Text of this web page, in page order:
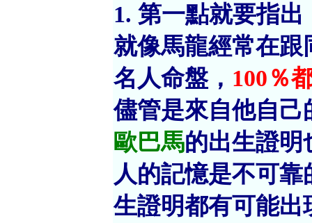
1. 第一點就要指
就像馬龍經常在
名人命盤， 100％
儘管是來自他自
歐巴馬的出生證明
人的記憶是不可
生證明都有可能出